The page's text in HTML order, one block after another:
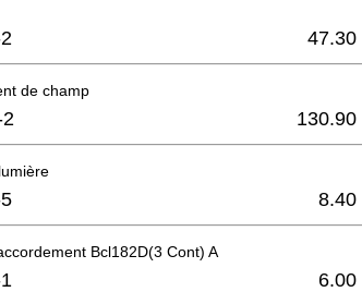
47.30
de champ
130.90
8.40
Bcl182D(3 Cont) A
6.00